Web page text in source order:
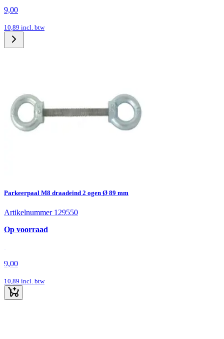
9,00
10,89 incl. btw
Parkeerpaal M8 draadeind 2 ogen Ø 89 mm
Artikelnummer 129550
Op voorraad
9,00
10,89 incl. btw